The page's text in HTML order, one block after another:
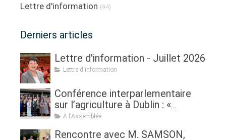
Lettre d'information (94)
Derniers articles
Lettre d'information - Juillet 2026
Lettre d'information
Conférence interparlementaire
sur l’agriculture à Dublin : «
Assurer l'avenir de l'agriculture, de
À l'Assemblée
Rencontre avec M. SAMSON,